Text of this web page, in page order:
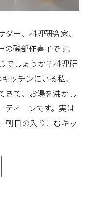
に及ぼす影響につい
深く読ませて戴き
トが国家関係を変
国と国との外交にお
ても重要な意味を
る饗宴ですが、料理
ティングにまで主賓
に来日した主賓を
ることでしょう。大
いろな国の大使館に
ー、料理研究家、
磯部作喜子です。
でしょうか？料理研
ッチンにいる私。
きて、お湯を沸かし
ティーンです。実は
朝日の入りこむキッ
はもう成人して主人
多いです。キッチ